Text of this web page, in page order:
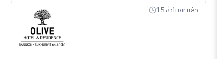
15 ชั่วโมงที่แล้ว